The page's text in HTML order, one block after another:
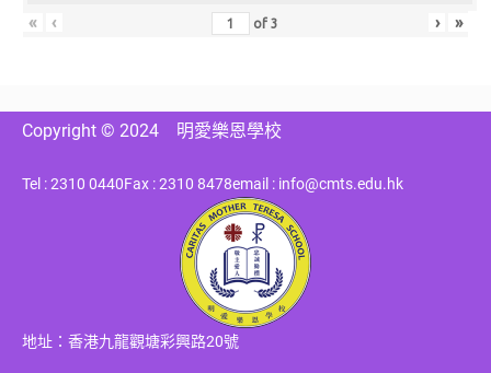
« ‹ of3 › »
Copyright © 2024 明愛樂恩學校
Tel : 2310 0440Fax : 2310 8478email : info@cmts.edu.hk
地址：香港九龍觀塘彩興路20號